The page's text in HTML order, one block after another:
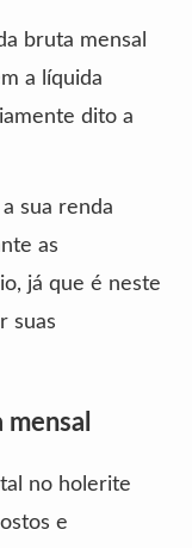
bruta mensal
a líquida
dito a
sua renda
as
já que é neste
suas
no holerite
e